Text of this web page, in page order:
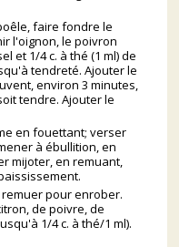
faire fondre le
l'oignon, le poivron
et 1/4 c. à thé (1 ml) de
tendreté. Ajouter le
environ 3 minutes,
tendre. Ajouter le
en fouettant; verser
à ébullition, en
mijoter, en remuant,
pour enrober.
de poivre, de
1/4 c. à thé/1 ml).